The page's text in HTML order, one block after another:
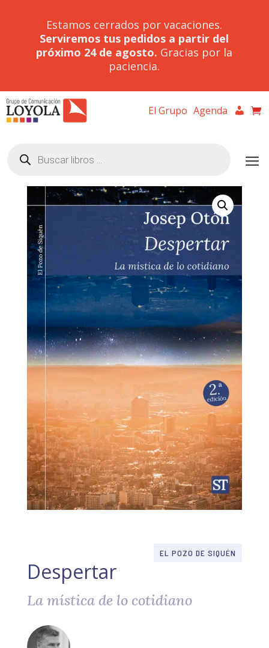
Estamos cerrados por vacaciones.
Serviremos tus pedidos a partir del
próximo 24 de agosto. Gracias por la
paciencia.
El Grupo Agenda
productos
EL POZO DE SIQUÉN
Despertar
La mística de lo cotidiano